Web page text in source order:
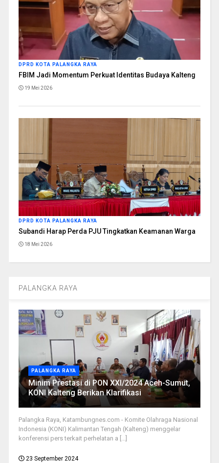
DPRD KOTA PALANGKA RAYA
FBIM Jadi Momentum Perkuat Identitas Budaya Kalteng
19 Mei 2026
DPRD KOTA PALANGKA RAYA
Subandi Harap Perda PJU Tingkatkan Keamanan Warga
18 Mei 2026
PALANGKA RAYA
PALANGKA RAYA
Minim Prestasi di PON XXI/2024 Aceh-Sumut,
KONI Kalteng Berikan Klarifikasi
Palangka Raya, Katambungnes.com - Komite Olahraga Nasional
Indonesia (KONI) Kalimantan Tengah (Kalteng) menggelar
konferensi pers terkait perhelatan a [...]
23 September 2024